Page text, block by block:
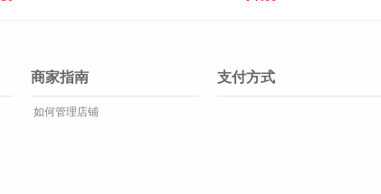
商家指南
如何管理店铺
支付方式